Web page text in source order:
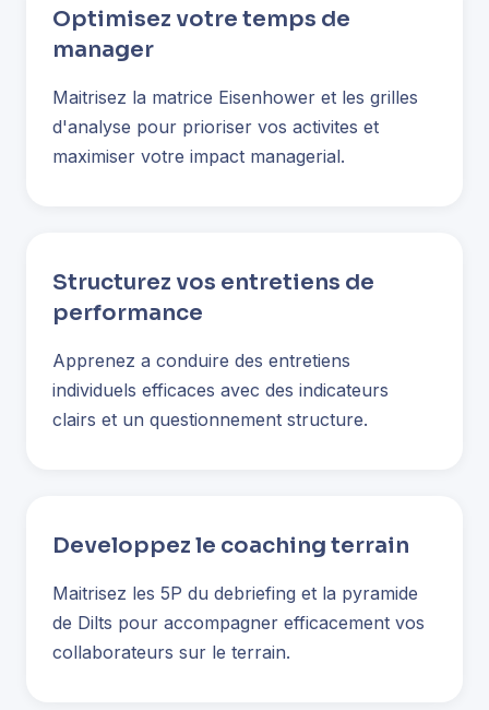
Optimisez votre temps de
manager
Maitrisez la matrice Eisenhower et les grilles
d'analyse pour prioriser vos activites et
maximiser votre impact managerial.
Structurez vos entretiens de
performance
Apprenez a conduire des entretiens
individuels efficaces avec des indicateurs
clairs et un questionnement structure.
Developpez le coaching terrain
Maitrisez les 5P du debriefing et la pyramide
de Dilts pour accompagner efficacement vos
collaborateurs sur le terrain.